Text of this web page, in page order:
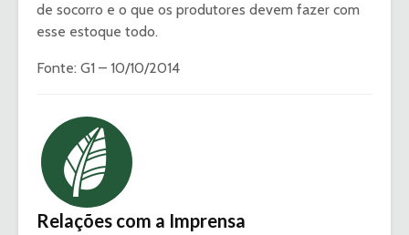
de socorro e o que os produtores devem fazer com
esse estoque todo.
Fonte: G1 – 10/10/2014
Relações com a Imprensa